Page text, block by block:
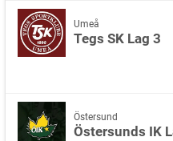
Umeå
Tegs SK Lag 3
Östersund
Östersunds IK